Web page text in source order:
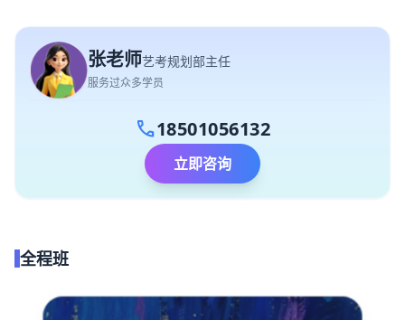
张老师艺考规划部主任
服务过众多学员
call18501056132
立即咨询
全程班